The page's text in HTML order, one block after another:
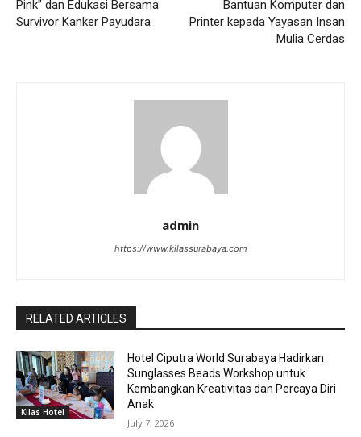
Pink” dan Edukasi Bersama
Survivor Kanker Payudara
Bantuan Komputer dan
Printer kepada Yayasan Insan
Mulia Cerdas
admin
https://www.kilassurabaya.com
RELATED ARTICLES
Kilas Hotel
Hotel Ciputra World Surabaya Hadirkan
Sunglasses Beads Workshop untuk
Kembangkan Kreativitas dan Percaya Diri
Anak
July 7, 2026